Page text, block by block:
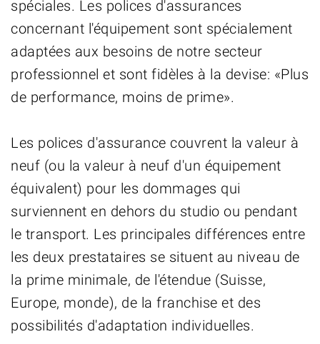
spéciales. Les polices d'assurances
concernant l'équipement sont spécialement
adaptées aux besoins de notre secteur
professionnel et sont fidèles à la devise: «Plus
de performance, moins de prime».
Les polices d'assurance couvrent la valeur à
neuf (ou la valeur à neuf d'un équipement
équivalent) pour les dommages qui
surviennent en dehors du studio ou pendant
le transport. Les principales différences entre
les deux prestataires se situent au niveau de
la prime minimale, de l'étendue (Suisse,
Europe, monde), de la franchise et des
possibilités d'adaptation individuelles.